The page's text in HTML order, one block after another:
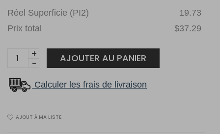
Réel Superficie (PI2)
19.73
Prix total
$37.29
Authentic
surface
chêne
gala
quantity
AJOUTER AU PANIER
Calculer les frais de livraison
AJOUT À MA LISTE